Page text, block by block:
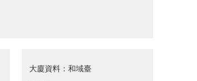
大廈資料：和域臺